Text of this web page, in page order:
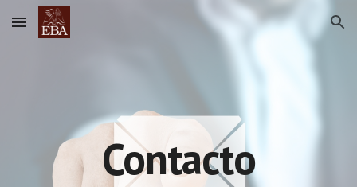
Skip to main content Skip to navigation
Contacto